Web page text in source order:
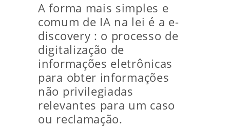
A forma mais simples e
comum de IA na lei é a e-
discovery : o processo de
digitalização de
informações eletrônicas
para obter informações
não privilegiadas
relevantes para um caso
ou reclamação.